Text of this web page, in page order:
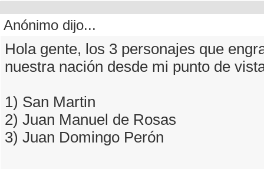
Anónimo dijo...
Hola gente, los 3 personajes que
nuestra nación desde mi punto de
1) San Martin
2) Juan Manuel de Rosas
3) Juan Domingo Perón